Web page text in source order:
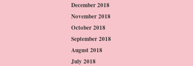
December 2018
November 2018
October 2018
September 2018
August 2018
July 2018